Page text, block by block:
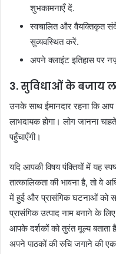
शुभकामनाएँ दें.
स्वचालित और वैयक्तिकृत
सुव्यवस्थित करें.
अपने क्लाइंट इतिहास पर
3. सुविधाओं के बजाय
उनके साथ ईमानदार रहना कि
लाभदायक होगा। लोग जानना
पहुँचाएँगी।
यदि आपकी विषय पंक्तियों में यह
तात्कालिकता की भावना है, तो वे
में हुई और प्रासंगिक घटनाओं को
प्रासंगिक उत्पाद नाम बनाने के
आपके दर्शकों को तुरंत मूल्य
अपने पाठकों की रुचि जगाने की